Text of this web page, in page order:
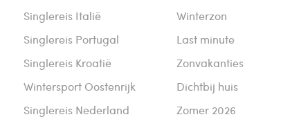
Singlereis Italië
Singlereis Portugal
Singlereis Kroatië
Wintersport Oostenrijk
Singlereis Nederland
Winterzon
Last minute
Zonvakanties
Dichtbij huis
Zomer 2026